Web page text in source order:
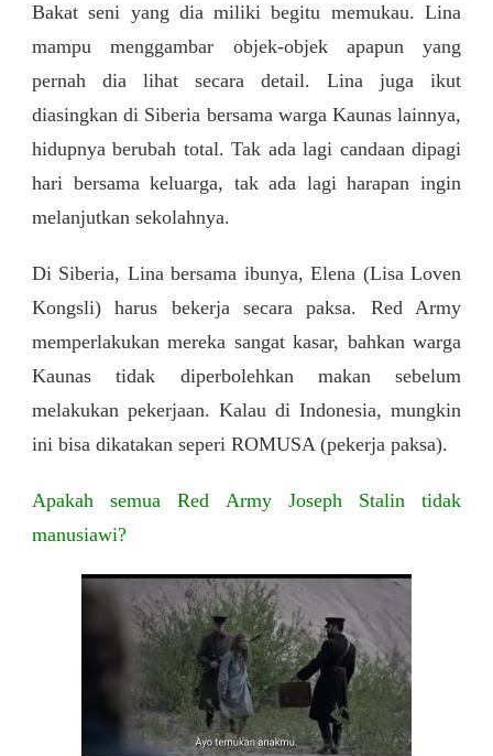
Bakat seni yang dia miliki begitu memukau. Lina
mampu menggambar objek-objek apapun yang
pernah dia lihat secara detail. Lina juga ikut
diasingkan di Siberia bersama warga Kaunas lainnya,
hidupnya berubah total. Tak ada lagi candaan dipagi
hari bersama keluarga, tak ada lagi harapan ingin
melanjutkan sekolahnya.
Di Siberia, Lina bersama ibunya, Elena (Lisa Loven
Kongsli) harus bekerja secara paksa. Red Army
memperlakukan mereka sangat kasar, bahkan warga
Kaunas tidak diperbolehkan makan sebelum
melakukan pekerjaan. Kalau di Indonesia, mungkin
ini bisa dikatakan seperi ROMUSA (pekerja paksa).
Apakah semua Red Army Joseph Stalin tidak
manusiawi?